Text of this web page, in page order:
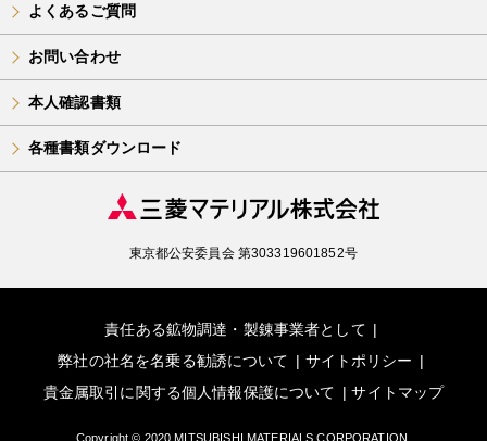
よくあるご質問
お問い合わせ
本人確認書類
各種書類ダウンロード
東京都公安委員会 第303319601852号
責任ある鉱物調達・製錬事業者として
弊社の社名を名乗る勧誘について
サイトポリシー
貴金属取引に関する個人情報保護について
サイトマップ
Copyright © 2020 MITSUBISHI MATERIALS CORPORATION.